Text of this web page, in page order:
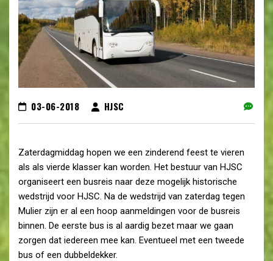
03-06-2018 HJSC
Zaterdagmiddag hopen we een zinderend feest te vieren
als als vierde klasser kan worden. Het bestuur van HJSC
organiseert een busreis naar deze mogelijk historische
wedstrijd voor HJSC. Na de wedstrijd van zaterdag tegen
Mulier zijn er al een hoop aanmeldingen voor de busreis
binnen. De eerste bus is al aardig bezet maar we gaan
zorgen dat iedereen mee kan. Eventueel met een tweede
bus of een dubbeldekker.